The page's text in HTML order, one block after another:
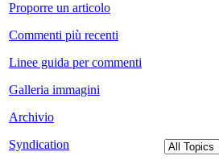
Proporre un articolo
Commenti più recenti
Linee guida per commenti
Galleria immagini
Archivio
Syndication